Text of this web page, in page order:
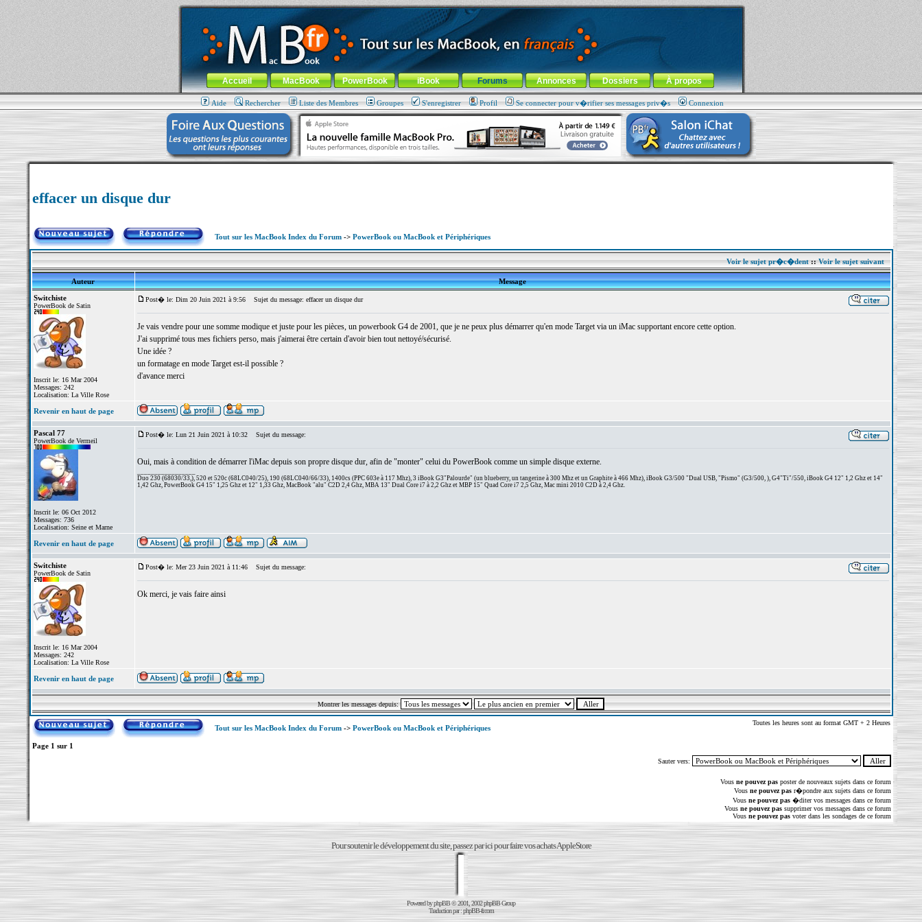
MacBook-fr.com : 100% Apple... 100% nomade !
Aller au contenu-Aller au menu général-Aller au menu de la rubrique
Menu général
Accueil MacBook PowerBook iBook Forums Annonces Dossiers À propos
Aide Rechercher Liste des Membres Groupes S'enregistrer Profil Se connecter pour v�rifier ses messages priv�s Connexion
effacer un disque dur
Tout sur les MacBook Index du Forum-> PowerBook ou MacBook et Périphériques
Voir le sujet pr�c�dent::Voir le sujet suivant
Auteur
Message
Switchiste
PowerBook de Satin
Inscrit le: 16 Mar 2004
Messages: 242
Localisation: La Ville Rose
Post� le: Dim 20 Juin 2021 à 9:56 Sujet du message: effacer un disque dur
Je vais vendre pour une somme modique et juste pour les pièces, un powerbook G4 de 2001, que je ne peux plus démarrer qu'en mode Target via un iMac supportant encore cette option.
J'ai supprimé tous mes fichiers perso, mais j'aimerai être certain d'avoir bien tout nettoyé/sécurisé.
Une idée ?
un formatage en mode Target est-il possible ?
d'avance merci
Revenir en haut de page
Pascal 77
PowerBook de Vermeil
Inscrit le: 06 Oct 2012
Messages: 736
Localisation: Seine et Marne
Post� le: Lun 21 Juin 2021 à 10:32 Sujet du message:
Oui, mais à condition de démarrer l'iMac depuis son propre disque dur, afin de "monter" celui du PowerBook comme un simple disque externe.
Duo 230 (68030/33,), 520 et 520c (68LC040/25), 190 (68LC040/66/33), 1400cs (PPC 603e à 117 Mhz), 3 iBook G3"Palourde" (un blueberry, un tangerine à 300 Mhz et un Graphite à 466 Mhz), iBook G3/500 "Dual USB, "Pismo" (G3/500, ), G4"Ti"/550, iBook G4 12" 1,2 Ghz et 14"
1,42 Ghz, PowerBook G4 15" 1,25 Ghz et 12" 1,33 Ghz, MacBook "alu" C2D 2,4 Ghz, MBA 13" Dual Core i7 à 2,2 Ghz et MBP 15" Quad Core i7 2,5 Ghz, Mac mini 2010 C2D à 2,4 Ghz.
Revenir en haut de page
Switchiste
PowerBook de Satin
Inscrit le: 16 Mar 2004
Messages: 242
Localisation: La Ville Rose
Post� le: Mer 23 Juin 2021 à 11:46 Sujet du message:
Ok merci, je vais faire ainsi
Revenir en haut de page
Montrer les messages depuis:
Tout sur les MacBook Index du Forum-> PowerBook ou MacBook et Périphériques
Toutes les heures sont au format GMT + 2 Heures
Page 1 sur 1
Sauter vers:
Vous ne pouvez pasposter de nouveaux sujets dans ce forum
Vous ne pouvez pasr�pondre aux sujets dans ce forum
Vous ne pouvez pas�diter vos messages dans ce forum
Vous ne pouvez passupprimer vos messages dans ce forum
Vous ne pouvez pasvoter dans les sondages de ce forum
Pour soutenir le développement du site, passez par ici pour faire vos achats AppleStore
Powered byphpBB© 2001, 2002 phpBB Group
Traduction par :phpBB-fr.com